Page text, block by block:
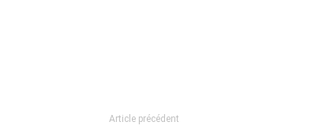
Article précédent